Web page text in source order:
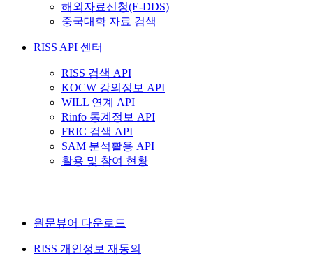
해외자료신청(E-DDS)
중국대학 자료 검색
RISS API 센터
RISS 검색 API
KOCW 강의정보 API
WILL 연계 API
Rinfo 통계정보 API
FRIC 검색 API
SAM 분석활용 API
활용 및 참여 현황
원문뷰어 다운로드
RISS 개인정보 재동의